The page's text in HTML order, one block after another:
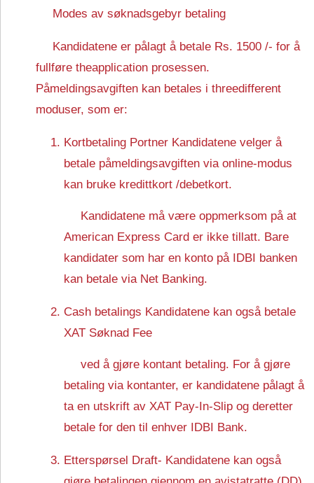
Modes av søknadsgebyr betaling
Kandidatene er pålagt å betale Rs. 1500 /- for å
fullføre theapplication prosessen.
Påmeldingsavgiften kan betales i threedifferent
moduser, som er:
Kortbetaling Portner Kandidatene velger å
betale påmeldingsavgiften via online-modus
kan bruke kredittkort /debetkort.
Kandidatene må være oppmerksom på at
American Express Card er ikke tillatt. Bare
kandidater som har en konto på IDBI banken
kan betale via Net Banking.
Cash betalings Kandidatene kan også betale
XAT Søknad Fee
ved å gjøre kontant betaling. For å gjøre
betaling via kontanter, er kandidatene pålagt å
ta en utskrift av XAT Pay-In-Slip og deretter
betale for den til enhver IDBI Bank.
Etterspørsel Draft- Kandidatene kan også